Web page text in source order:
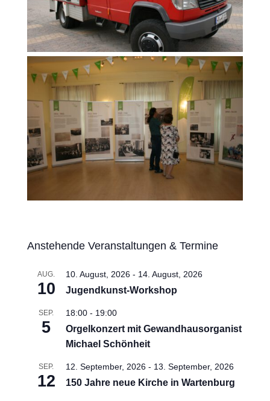
Anstehende Veranstaltungen & Termine
AUG.
10
10. August, 2026- 14. August, 2026
Jugendkunst-Workshop
SEP.
5
18:00- 19:00
Orgelkonzert mit Gewandhausorganist
Michael Schönheit
SEP.
12
12. September, 2026- 13. September, 2026
150 Jahre neue Kirche in Wartenburg